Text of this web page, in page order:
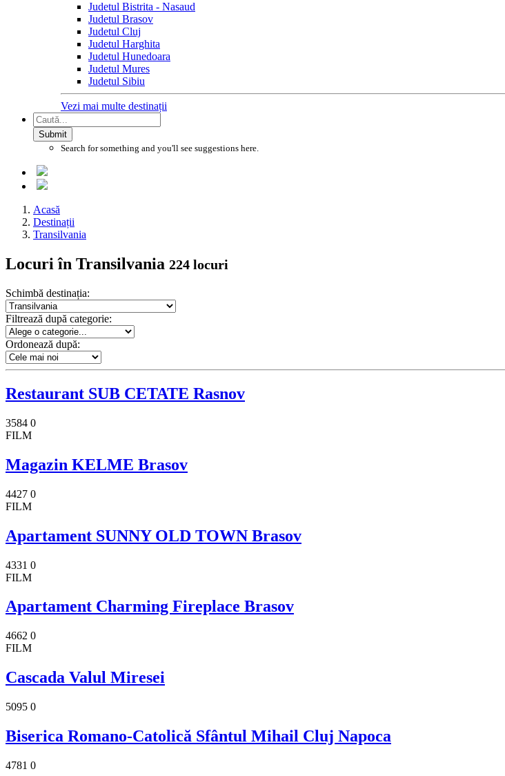
Judetul Bistrita - Nasaud
Judetul Brasov
Judetul Cluj
Judetul Harghita
Judetul Hunedoara
Judetul Mures
Judetul Sibiu
Vezi mai multe destinații
Submit
Search for something and you'll see suggestions here.
Acasă
Destinații
Transilvania
Locuri în Transilvania 224 locuri
Schimbă destinația:
Filtrează după categorie:
Ordonează după:
Restaurant SUB CETATE Rasnov
3584 0
FILM
Magazin KELME Brasov
4427 0
FILM
Apartament SUNNY OLD TOWN Brasov
4331 0
FILM
Apartament Charming Fireplace Brasov
4662 0
FILM
Cascada Valul Miresei
5095 0
Biserica Romano-Catolică Sfântul Mihail Cluj Napoca
4781 0